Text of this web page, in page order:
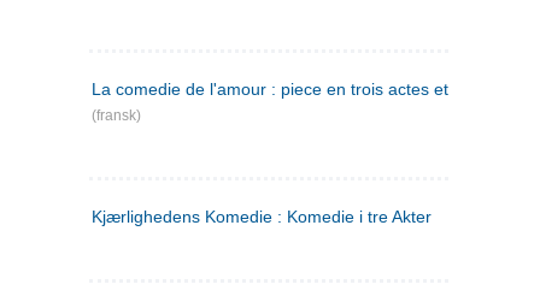
La comedie de l'amour : piece en trois actes et en vers
(fransk)
Kjærlighedens Komedie : Komedie i tre Akter